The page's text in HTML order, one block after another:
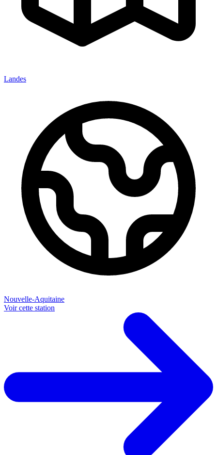
Landes
Nouvelle-Aquitaine
Voir cette station